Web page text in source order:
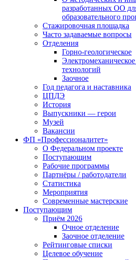
разработанных ОО
образовательного
Стажировочная площадка
Часто задаваемые вопросы
Отделения
Горно-геологическое
технологий
Заочное
Год педагога и наставника
ЦПДЭ
История
Выпускники — герои
Музей
Вакансии
ФП «Профессионалитет»
О Федеральном проекте
Поступающим
Рабочие программы
Партнёры / работодатели
Статистика
Мероприятия
Современные мастерские
Поступающим
Приём 2026
Очное отделение
Заочное отделение
Рейтинговые списки
Целевое обучение